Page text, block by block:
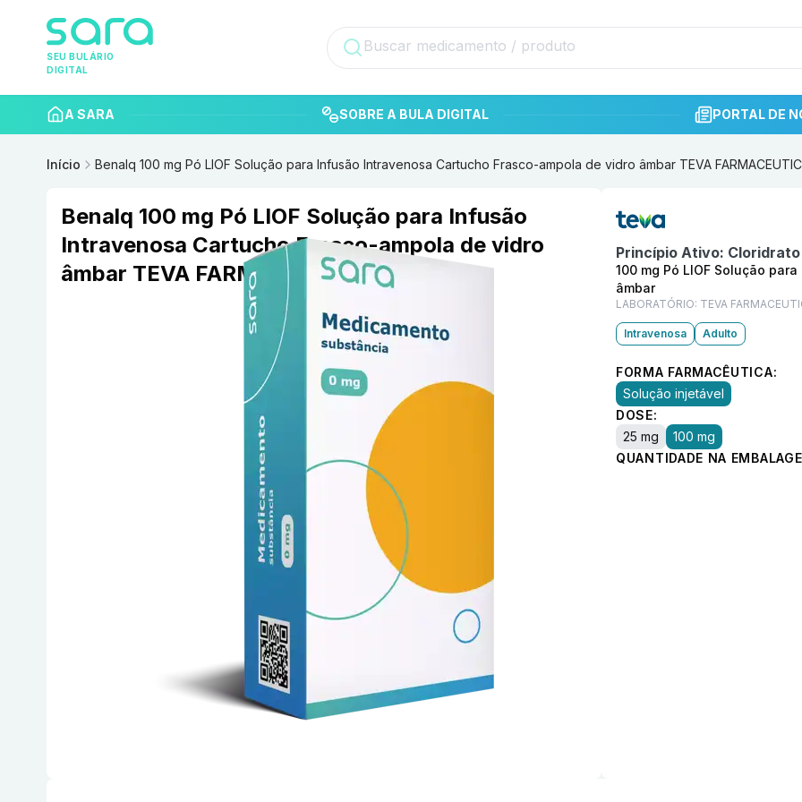
SEU BULÁRIO
DIGITAL
A SARA SOBRE A BULA DIGITAL PORTAL DE
Início Benalq 100 mg Pó LIOF Solução para Infusão Intravenosa Cartucho Frasco-ampola de vidro âmbar TEVA
Benalq 100 mg Pó LIOF Solução para Infusão
Intravenosa Cartucho Frasco-ampola de vidro
âmbar TEVA FARMACEUTICA LTDA.
Princípio Ativo:
100 mg Pó LIOF Solução
âmbar
LABORATÓRIO: TEVA
Intravenosa Adulto
FORMA FARMACÊUTICA:
Solução injetável
DOSE:
25 mg
100 mg
QUANTIDADE NA